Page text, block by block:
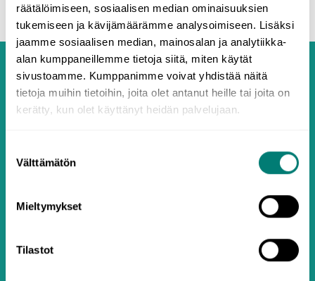
räätälöimiseen, sosiaalisen median ominaisuuksien
tukemiseen ja kävijämäärämme analysoimiseen. Lisäksi
jaamme sosiaalisen median, mainosalan ja analytiikka-
alan kumppaneillemme tietoja siitä, miten käytät
sivustoamme. Kumppanimme voivat yhdistää näitä
tietoja muihin tietoihin, joita olet antanut heille tai joita on
kerätty, kun olet käyttänyt heidän palvelujaan.
valinta
Välttämätön
Mieltymykset
Tilastot